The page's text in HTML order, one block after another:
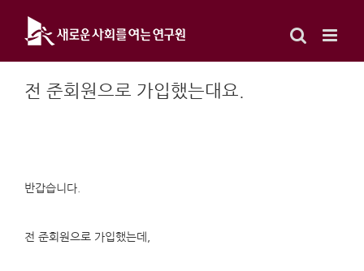
content
전 준회원으로 가입했는대요.
반갑습니다.
전 준회원으로 가입했는데,